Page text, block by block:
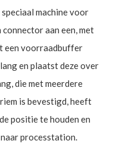
machine voor
aan een, met
een voorraadbuffer
en plaatst deze over
die met meerdere
is bevestigd, heeft
positie te houden en
processtation.